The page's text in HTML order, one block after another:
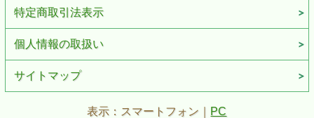
特定商取引法表示
個人情報の取扱い
サイトマップ
表示：スマートフォン｜ PC